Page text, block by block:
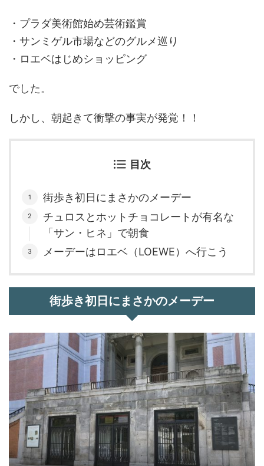
・プラダ美術館始め芸術鑑賞
・サンミゲル市場などのグルメ巡り
・ロエベはじめショッピング
でした。
しかし、朝起きて衝撃の事実が発覚！！
目次
街歩き初日にまさかのメーデー
チュロスとホットチョコレートが有名な
「サン・ヒネ」で朝食
メーデーはロエベ（LOEWE）へ行こう
街歩き初日にまさかのメーデー